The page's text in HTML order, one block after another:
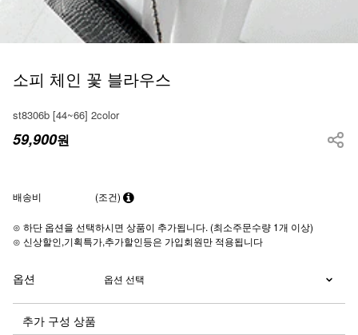
소피 체인 꽃 블라우스
st8306b [44~66] 2color
59,900원
배송비 (조건)
⊙ 하단 옵션을 선택하시면 상품이 추가됩니다. (최소주문수량 1개 이상)
⊙ 신상할인,기획특가,추가할인등은 가입회원만 적용됩니다
옵션
추가 구성 상품